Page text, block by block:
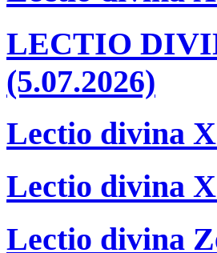
LECTIO
(5.07.2026)
Lectio divina
Lectio divina X
Lectio divina